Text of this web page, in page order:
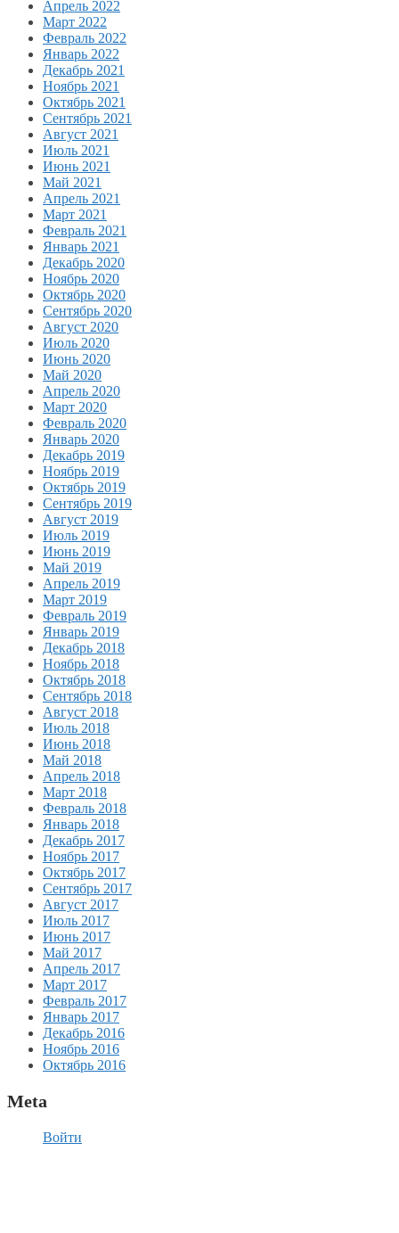
Апрель 2022
Март 2022
Февраль 2022
Январь 2022
Декабрь 2021
Ноябрь 2021
Октябрь 2021
Сентябрь 2021
Август 2021
Июль 2021
Июнь 2021
Май 2021
Апрель 2021
Март 2021
Февраль 2021
Январь 2021
Декабрь 2020
Ноябрь 2020
Октябрь 2020
Сентябрь 2020
Август 2020
Июль 2020
Июнь 2020
Май 2020
Апрель 2020
Март 2020
Февраль 2020
Январь 2020
Декабрь 2019
Ноябрь 2019
Октябрь 2019
Сентябрь 2019
Август 2019
Июль 2019
Июнь 2019
Май 2019
Апрель 2019
Март 2019
Февраль 2019
Январь 2019
Декабрь 2018
Ноябрь 2018
Октябрь 2018
Сентябрь 2018
Август 2018
Июль 2018
Июнь 2018
Май 2018
Апрель 2018
Март 2018
Февраль 2018
Январь 2018
Декабрь 2017
Ноябрь 2017
Октябрь 2017
Сентябрь 2017
Август 2017
Июль 2017
Июнь 2017
Май 2017
Апрель 2017
Март 2017
Февраль 2017
Январь 2017
Декабрь 2016
Ноябрь 2016
Октябрь 2016
Meta
Войти